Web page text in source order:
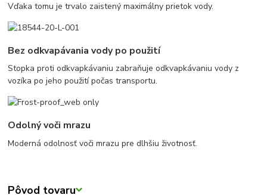
Vďaka tomu je trvalo zaistený maximálny prietok vody.
Bez odkvapávania vody po použití
Stopka proti odkvapkávaniu zabraňuje odkvapkávaniu vody z
vozíka po jeho použití počas transportu.
Odolný voči mrazu
Moderná odolnosť voči mrazu pre dlhšiu životnosť.
Pôvod tovaru